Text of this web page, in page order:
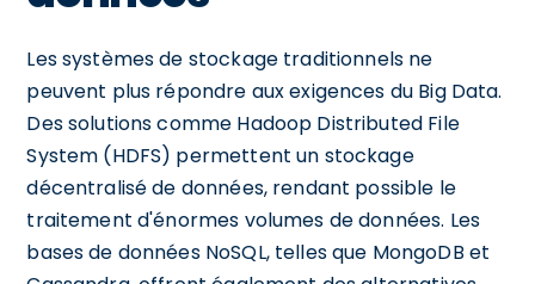
Les systèmes de stockage traditionnels ne
peuvent plus répondre aux exigences du Big Data.
Des solutions comme Hadoop Distributed File
System (HDFS) permettent un stockage
décentralisé de données, rendant possible le
traitement d'énormes volumes de données. Les
bases de données NoSQL, telles que MongoDB et